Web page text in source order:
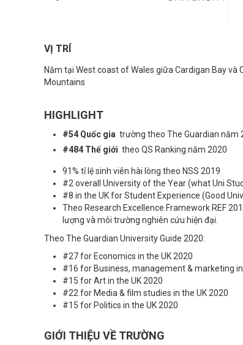
VỊ TRÍ
Nằm tại West coast of Wales giữa Cardigan Bay và
Mountains
HIGHLIGHT
#54 Quốc gia trường theo The Guardian năm
#484 Thế giới theo QS Ranking năm 2020
91% tỉ lệ sinh viên hài lòng theo NSS 2019
#2 overall University of the Year (what Uni
#8 in the UK for Student Experience (Good
Theo Research Excellence Framework REF
lượng và môi trường nghiên cứu hiện đại.
Theo The Guardian University Guide 2020:
#27 for Economics in the UK 2020
#16 for Business, management & marketing in
#15 for Art in the UK 2020
#22 for Media & film studies in the UK 2020
#15 for Politics in the UK 2020
GIỚI THIỆU VỀ TRƯỜNG